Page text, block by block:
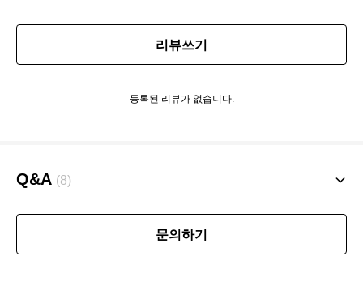
리뷰쓰기
등록된 리뷰가 없습니다.
Q&A (8)
문의하기